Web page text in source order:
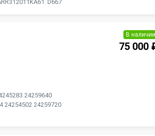
D667
24259640
24254502 24259720
В наличии
75 000